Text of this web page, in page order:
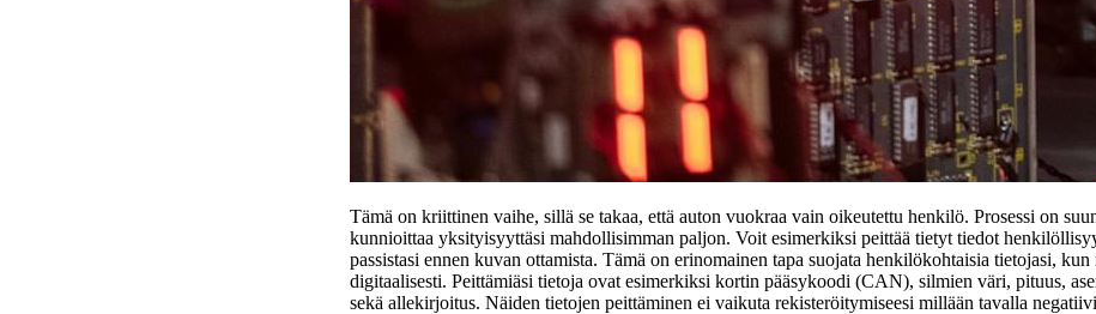
Tämä on kriittinen vaihe, sillä se takaa, että auton vuokraa vain oikeutettu henkilö. Prosessi on
kunnioittaa yksityisyyttäsi mahdollisimman paljon. Voit esimerkiksi peittää tietyt tiedot
passistasi ennen kuvan ottamista. Tämä on erinomainen tapa suojata henkilökohtaisia tietojasi, kun
digitaalisesti. Peittämiäsi tietoja ovat esimerkiksi kortin pääsykoodi (CAN), silmien väri, pituus,
sekä allekirjoitus. Näiden tietojen peittäminen ei vaikuta rekisteröitymiseesi millään tavalla